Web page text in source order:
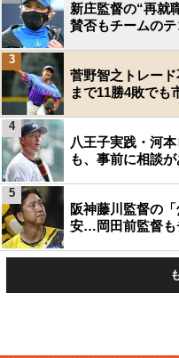
新庄監督の“再就
賛否もチームの
菅野智之トレー
まで11勝4敗でも
3
八王子実践・河
も、事前に相談が
4
阪神藤川監督の
安…岡田前監督も
5